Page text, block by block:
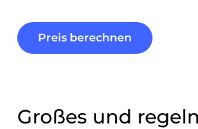
Preis berechnen
Großes und